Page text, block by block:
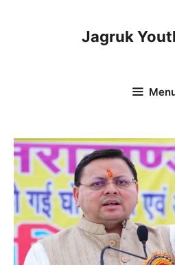
Jagruk